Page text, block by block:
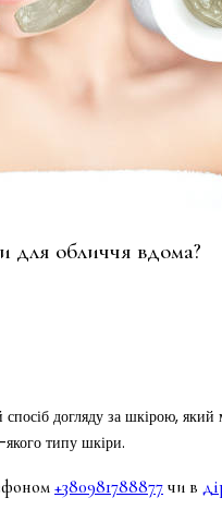
для обличчя вдома?
догляду за шкірою,
типу шкіри.
+380981788877 чи в